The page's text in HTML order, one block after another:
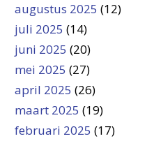
augustus 2025 (12)
juli 2025 (14)
juni 2025 (20)
mei 2025 (27)
april 2025 (26)
maart 2025 (19)
februari 2025 (17)